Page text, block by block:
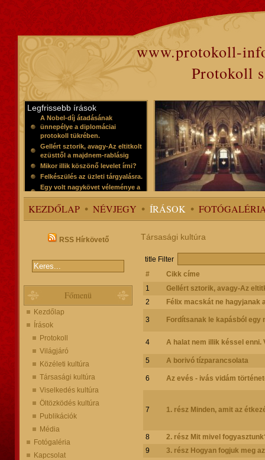
www.protokoll-
Protokoll
Legfrissebb írások
A Nobel-díj átadásának
ünnepélye a diplomáciai
protokoll tükrében.
Gellért sztorik, avagy-Az eltitkolt
ezüsttől a majdnem-rablásig
Mikor illik köszönő levelet írni?
Felkészülés az üzleti tárgyalásra.
Egy volt nagykövet véleménye a
protokollról
KEZDŐLAP NÉVJEGY ÍRÁSOK
RSS Hírkövető
Főmenü
Kezdőlap
Írások
Protokoll
Világjáró
Közéleti kultúra
Társasági kultúra
Viselkedés kultúra
Öltözködés kultúra
Publikációk
Média
Fotógaléria
Kapcsolat
Társasági kultúra
title Filter
#
Cikk címe
1
Gellért sztorik, avagy-Az
2
Félix macskát ne hagyjanak
3 Fordítsanak le kapásból egy
4 A halat nem illik késsel enni.
5 A borivó tízparancsolata
6 Az evés - ivás vidám
7 1. rész Minden, amit az
8
2. rész Mit mivel
9
3. rész Hogyan fogjuk meg